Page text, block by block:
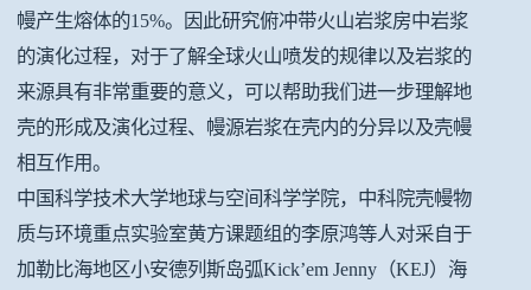
幔产生熔体的15%。因此研究俯冲带火山岩浆房中岩浆
的演化过程，对于了解全球火山喷发的规律以及岩浆的
来源具有非常重要的意义，可以帮助我们进一步理解地
壳的形成及演化过程、幔源岩浆在壳内的分异以及壳幔
相互作用。
中国科学技术大学地球与空间科学学院，中科院壳幔物
质与环境重点实验室黄方课题组的李原鸿等人对采自于
加勒比海地区小安德列斯岛弧Kick’em Jenny（KEJ）海